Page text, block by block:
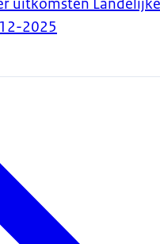
uitkomsten
2025